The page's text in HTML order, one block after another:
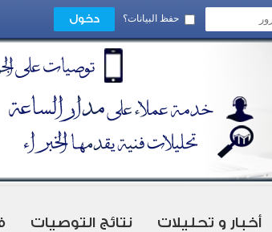
حفظ البيانات؟
أخبار و تحليلات نتائج التوصيات